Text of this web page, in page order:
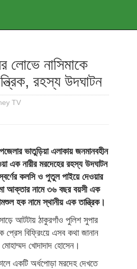
লোভে নাসিমাকে
রহস্য উদঘাটন
TV
ভাতুড়িয়া এলাকায় জনমানবহীন
এক নারীর মরদেহের রহস্য উদঘাটন
কলসি ও পুতুল পাইয়ে দেওয়ার
আক্তার নামে ৩৬ বছর বয়সী এক
হক নামে স্থানীয় এক তান্ত্রিক।
আটটায় ঠাকুরগাঁও পুলিশ সুপার
প্রেস বিফ্রিংয়ে এসব কথা জানান
খোদাদাদ হোসেন।
একটি অর্ধপোড়া মরদেহ দেখতে